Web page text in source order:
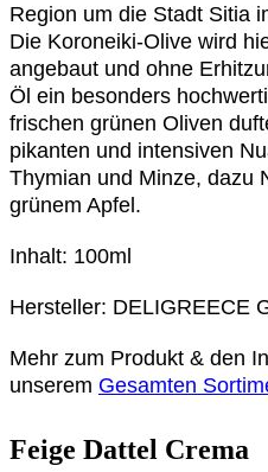
Region um die Stadt Sitia
Die Koroneiki-Olive wird
angebaut und ohne
Öl ein besonders
frischen grünen Oliven
pikanten und intensiven
Thymian und Minze, dazu
grünem Apfel.
Inhalt: 100ml
Hersteller: DELIGREECE
Mehr zum Produkt & den
unserem Gesamten
Feige Dattel Crema